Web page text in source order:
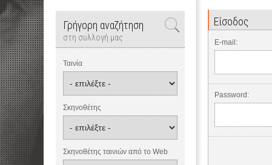
Γρήγορη αναζήτηση
στη συλλογή μας
Ταινία
Σκηνοθέτης
Σκηνοθέτης ταινιών από το Web
Είσοδος
E-mail:
Password: